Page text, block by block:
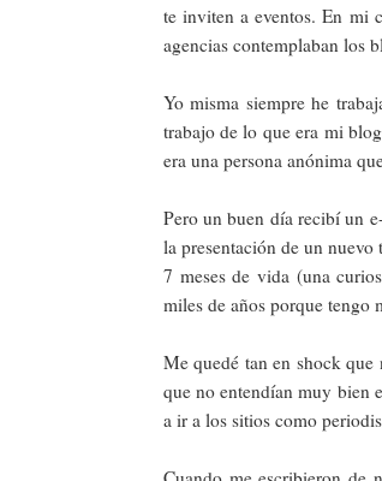
te inviten a eventos. En mi
agencias contemplaban los
Yo misma siempre he
trabajo de lo que era mi
era una persona anónima
Pero un buen día recibí un
la presentación de un
7 meses de vida (una
miles de años porque tengo
Me quedé tan en shock que
que no entendían muy bien
a ir a los sitios como